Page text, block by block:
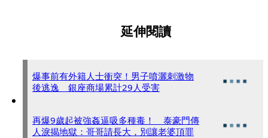
延伸閱讀
爆事前有外籍人士衝突！男子噴灑刺激物
後逃逸 銀座商場累計29人受害
再爆9歲起被強姦逼吸多種毒！ 泰豪門傳
人淚揭地獄：哥哥請長大，別讓老婆頂罪